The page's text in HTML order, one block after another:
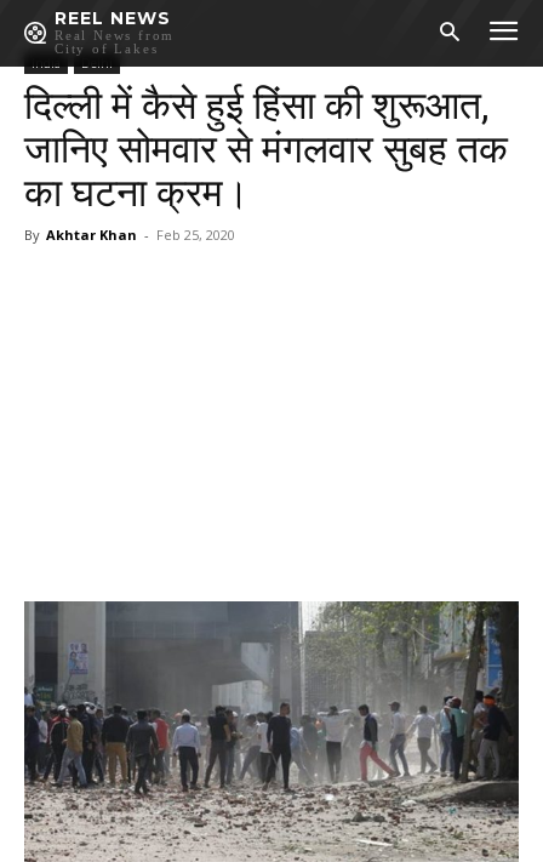
REEL NEWS
Real News from
City of Lakes
India Delhi
दिल्ली में कैसे हुई हिंसा की शुरूआत,
जानिए सोमवार से मंगलवार सुबह तक
का घटना क्रम।
By Akhtar Khan - Feb 25, 2020